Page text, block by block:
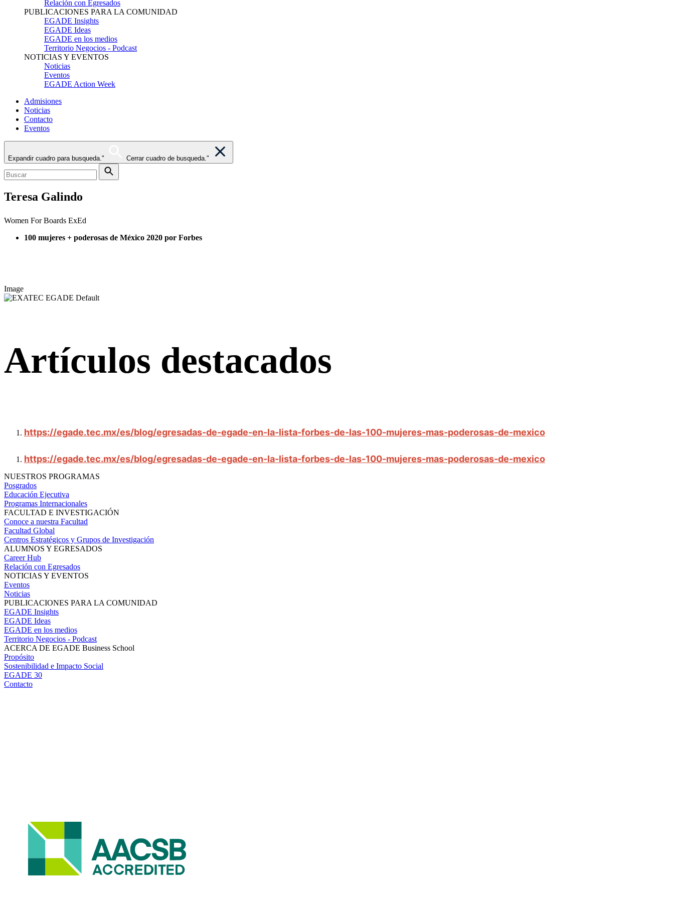
Relación con Egresados
PUBLICACIONES PARA LA COMUNIDAD
EGADE Insights
EGADE Ideas
EGADE en los medios
Territorio Negocios - Podcast
NOTICIAS Y EVENTOS
Noticias
Eventos
EGADE Action Week
Admisiones
Noticias
Contacto
Eventos
Expandir cuadro para busqueda." Cerrar cuadro de busqueda."
Teresa Galindo
Women For Boards ExEd
100 mujeres + poderosas de México 2020 por Forbes
Image
Artículos destacados
https://egade.tec.mx/es/blog/egresadas-de-egade-en-la-lista-forbes-de-las-100-mujeres-mas-poderosas-de-mexico
https://egade.tec.mx/es/blog/egresadas-de-egade-en-la-lista-forbes-de-las-100-mujeres-mas-poderosas-de-mexico
NUESTROS PROGRAMAS
Posgrados
Educación Ejecutiva
Programas Internacionales
FACULTAD E INVESTIGACIÓN
Conoce a nuestra Facultad
Facultad Global
Centros Estratégicos y Grupos de Investigación
ALUMNOS Y EGRESADOS
Career Hub
Relación con Egresados
NOTICIAS Y EVENTOS
Eventos
Noticias
PUBLICACIONES PARA LA COMUNIDAD
EGADE Insights
EGADE Ideas
EGADE en los medios
Territorio Negocios - Podcast
ACERCA DE EGADE Business School
Propósito
Sostenibilidad e Impacto Social
EGADE 30
Contacto